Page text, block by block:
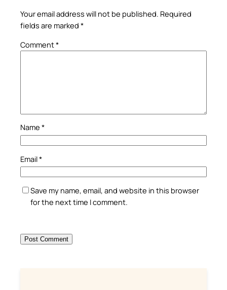
Your email address will not be published. Required
fields are marked *
Comment*
Name *
Email*
Save my name, email, and website in this browser
for the next time I comment.